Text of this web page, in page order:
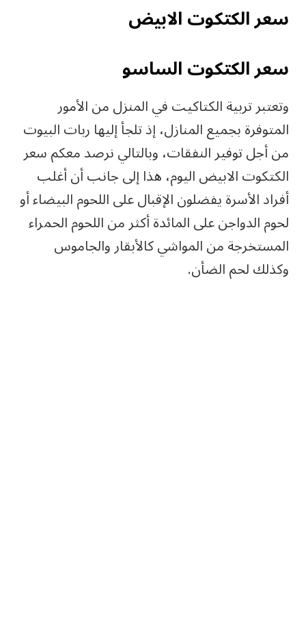
سعر الكتكوت الابيض
سعر الكتكوت الساسو
وتعتبر تربية الكتاكيت في المنزل من الأمور
المتوفرة بجميع المنازل، إذ تلجأ إليها ربات البيوت
من أجل توفير النفقات، وبالتالي نرصد معكم سعر
الكتكوت الابيض اليوم، هذا إلى جانب أن أغلب
أفراد الأسرة يفضلون الإقبال على اللحوم البيضاء أو
لحوم الدواجن على المائدة أكثر من اللحوم الحمراء
المستخرجة من المواشي كالأبقار والجاموس
وكذلك لحم الضأن.